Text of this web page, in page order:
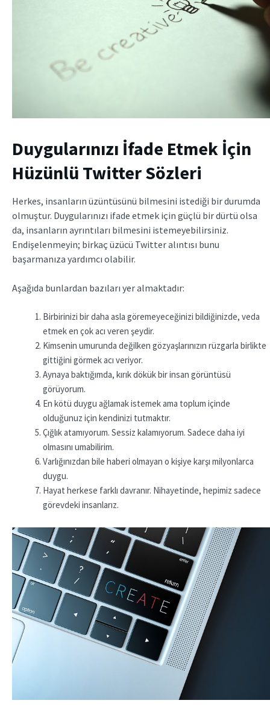
Duygularınızı İfade Etmek İçin
Hüzünlü Twitter Sözleri
Herkes, insanların üzüntüsünü bilmesini istediği bir durumda
olmuştur. Duygularınızı ifade etmek için güçlü bir dürtü olsa
da, insanların ayrıntıları bilmesini istemeyebilirsiniz.
Endişelenmeyin; birkaç üzücü Twitter alıntısı bunu
başarmanıza yardımcı olabilir.
Aşağıda bunlardan bazıları yer almaktadır:
Birbirinizi bir daha asla göremeyeceğinizi bildiğinizde, veda
etmek en çok acı veren şeydir.
Kimsenin umurunda değilken gözyaşlarınızın rüzgarla birlikte
gittiğini görmek acı veriyor.
Aynaya baktığımda, kırık dökük bir insan görüntüsü
görüyorum.
En kötü duygu ağlamak istemek ama toplum içinde
olduğunuz için kendinizi tutmaktır.
Çığlık atamıyorum. Sessiz kalamıyorum. Sadece daha iyi
olmasını umabilirim.
Varlığınızdan bile haberi olmayan o kişiye karşı milyonlarca
duygu.
Hayat herkese farklı davranır. Nihayetinde, hepimiz sadece
görevdeki insanlarız.